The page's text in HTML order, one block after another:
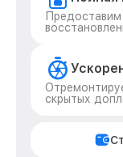
Предоставим
скрытых